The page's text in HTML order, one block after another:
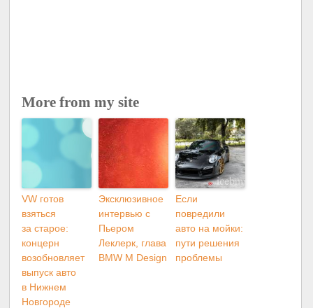
More from my site
VW готов
взяться
за старое:
концерн
возобновляет
выпуск авто
в Нижнем
Новгороде
Эксклюзивное
интервью с
Пьером
Леклерк, глава
BMW M Design
Если
повредили
авто на мойки:
пути решения
проблемы